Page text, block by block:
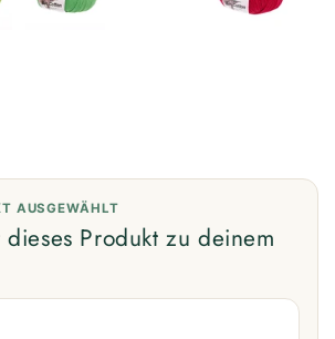
AUSGEWÄHLT
dieses Produkt zu deinem